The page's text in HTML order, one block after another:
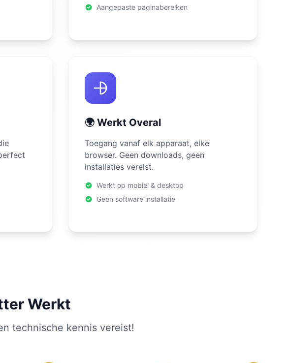
Aangepaste paginabereiken
🌍 Werkt Overal
Toegang vanaf elk apparaat, elke
browser. Geen downloads, geen
installaties vereist.
Werkt op mobiel & desktop
Geen software installatie
Werkt
technische kennis vereist!